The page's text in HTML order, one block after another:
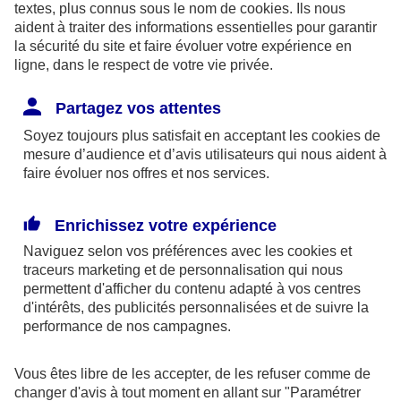
sont de 1,875 % du bénéfice imposable limité à 8
fois le PASS ou si plus favorable, 2,5 % du PASS.
Madelin,
(sauf quelques cas exceptionnels) et la sortie se fait
obligatoirementen rente(sauf exceptions).
En outre, à la retraite, la rente perçue chaque
année, sera imposable dans la catégorie des
pensions. Elle supporte également des
prélèvements sociaux aux taux en vigueur au jour
textes, plus connus sous le nom de cookies. Ils nous
aident à traiter des informations essentielles pour garantir
la sécurité du site et faire évoluer votre expérience en
ligne, dans le respect de votre vie privée.
Partagez vos attentes
Soyez toujours plus satisfait en acceptant les cookies de
mesure d’audience et d’avis utilisateurs qui nous aident à
faire évoluer nos offres et nos services.
Enrichissez votre expérience
Naviguez selon vos préférences avec les cookies et
traceurs marketing et de personnalisation qui nous
permettent d'afficher du contenu adapté à vos centres
d'intérêts, des publicités personnalisées et de suivre la
performance de nos campagnes.
Vous êtes libre de les accepter, de les refuser comme de
changer d'avis à tout moment en allant sur "Paramétrer